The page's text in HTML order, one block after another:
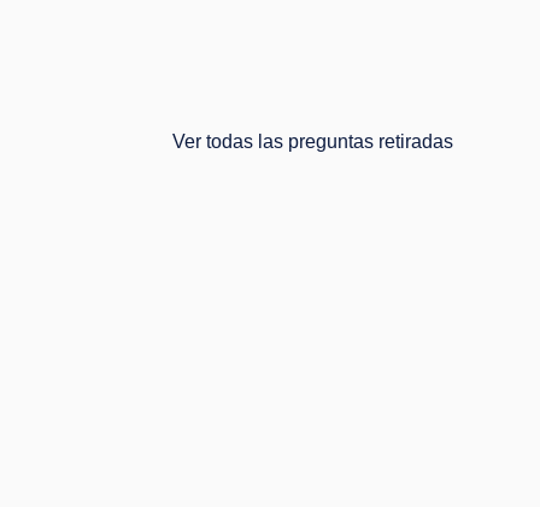
Ver todas las preguntas retiradas